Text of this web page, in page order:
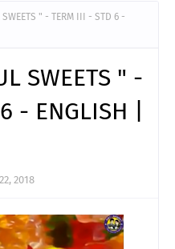
SWEETS " - TERM III - STD 6 -
SWEETS " -
- ENGLISH |
2018